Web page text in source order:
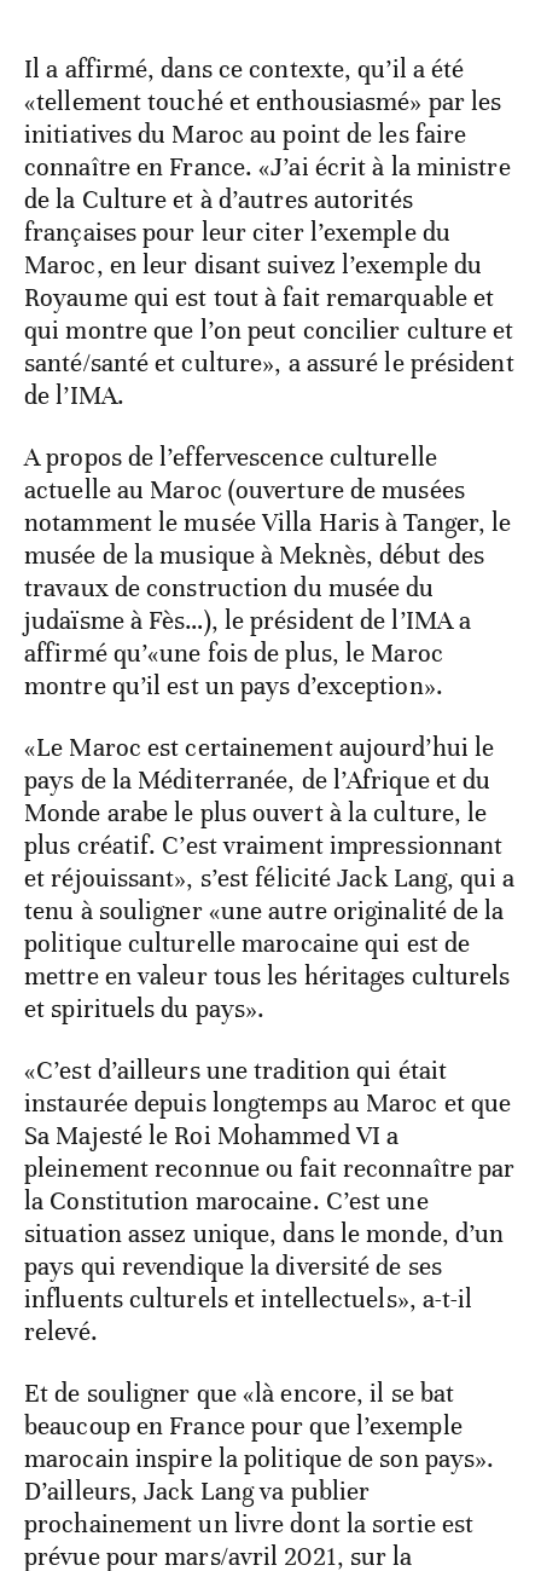
Il a affirmé, dans ce contexte, qu’il a été
«tellement touché et enthousiasmé» par les
initiatives du Maroc au point de les faire
connaître en France. «J’ai écrit à la ministre
de la Culture et à d’autres autorités
françaises pour leur citer l’exemple du
Maroc, en leur disant suivez l’exemple du
Royaume qui est tout à fait remarquable et
qui montre que l’on peut concilier culture et
santé/santé et culture», a assuré le président
de l’IMA.
A propos de l’effervescence culturelle
actuelle au Maroc (ouverture de musées
notamment le musée Villa Haris à Tanger, le
musée de la musique à Meknès, début des
travaux de construction du musée du
judaïsme à Fès…), le président de l’IMA a
affirmé qu’«une fois de plus, le Maroc
montre qu’il est un pays d’exception».
«Le Maroc est certainement aujourd’hui le
pays de la Méditerranée, de l’Afrique et du
Monde arabe le plus ouvert à la culture, le
plus créatif. C’est vraiment impressionnant
et réjouissant», s’est félicité Jack Lang, qui a
tenu à souligner «une autre originalité de la
politique culturelle marocaine qui est de
mettre en valeur tous les héritages culturels
et spirituels du pays».
«C’est d’ailleurs une tradition qui était
instaurée depuis longtemps au Maroc et que
Sa Majesté le Roi Mohammed VI a
pleinement reconnue ou fait reconnaître par
la Constitution marocaine. C’est une
situation assez unique, dans le monde, d’un
pays qui revendique la diversité de ses
influents culturels et intellectuels», a-t-il
relevé.
Et de souligner que «là encore, il se bat
beaucoup en France pour que l’exemple
marocain inspire la politique de son pays».
D’ailleurs, Jack Lang va publier
prochainement un livre dont la sortie est
prévue pour mars/avril 2021, sur la